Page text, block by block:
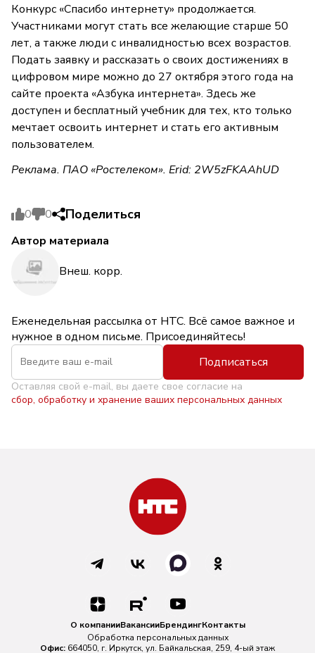
Конкурс «Спасибо интернету» продолжается.
Участниками могут стать все желающие старше 50
лет, а также люди с инвалидностью всех возрастов.
Подать заявку и рассказать о своих достижениях в
цифровом мире можно до 27 октября этого года на
сайте проекта «Азбука интернета». Здесь же
доступен и бесплатный учебник для тех, кто только
мечтает освоить интернет и стать его активным
пользователем.
Реклама. ПАО «Ростелеком». Erid: 2W5zFKAAhUD
0 0 Поделиться
Автор материала
Внеш. корр.
Еженедельная рассылка от НТС. Всё самое важное и
нужное в одном письме. Присоединяйтесь!
Подписаться
Оставляя свой e-mail, вы даете свое согласие на
сбор, обработку и хранение ваших персональных данных
О компанииВакансииБрендингКонтакты
Обработка персональных данных
Офис: 664050, г. Иркутск, ул. Байкальская, 259, 4-ый этаж